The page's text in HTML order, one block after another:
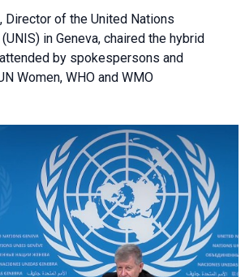
Director of the United Nations
in Geneva, chaired the hybrid
by spokespersons and
Women, WHO and WMO